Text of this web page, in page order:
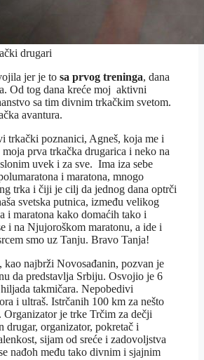
drugari
jer je to sa prvog treninga, dana
Od tog dana kreće moj aktivni
sa tim divnim trkačkim svetom.
avantura.
trkački poznanici, Agneš, koja me i
prva trkačka drugarica i neko na
uvek i za sve. Ima iza sebe
i maratona, mnogo
trka i čiji je cilj da jednog dana optrči
svetska putnica, između velikog
i maratona kako domaćih tako i
i na Njujoroškom maratonu, a ide i
smo uz Tanju. Bravo Tanja!
, kao najbrži Novosađanin, pozvan je
da predstavlja Srbiju. Osvojio je 6
takmičara. Nepobedivi
i ultraš. Istrčanih 100 km za nešto
Organizator je trke Trčim za dečji
drugar, organizator, pokretač i
sijam od sreće i zadovoljstva
nađoh među tako divnim i sjajnim